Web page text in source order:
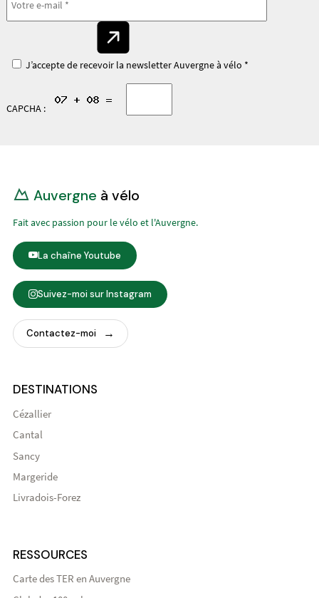
J’accepte de recevoir la newsletter Auvergne à vélo *
CAPCHA :
Auvergne à vélo
Fait avec passion pour le vélo et l'Auvergne.
La chaîne Youtube
Suivez-moi sur Instagram
Contactez-moi
DESTINATIONS
Cézallier
Cantal
Sancy
Margeride
Livradois-Forez
RESSOURCES
Carte des TER en Auvergne